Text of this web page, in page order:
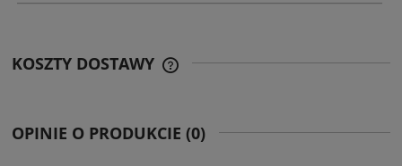
KOSZTY DOSTAWY
OPINIE O PRODUKCIE (0)